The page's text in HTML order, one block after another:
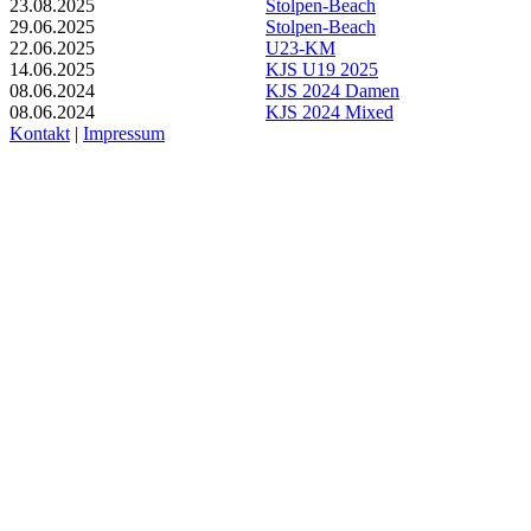
23.08.2025
Stolpen-Beach
29.06.2025
Stolpen-Beach
22.06.2025
U23-KM
14.06.2025
KJS U19 2025
08.06.2024
KJS 2024 Damen
08.06.2024
KJS 2024 Mixed
Kontakt | Impressum